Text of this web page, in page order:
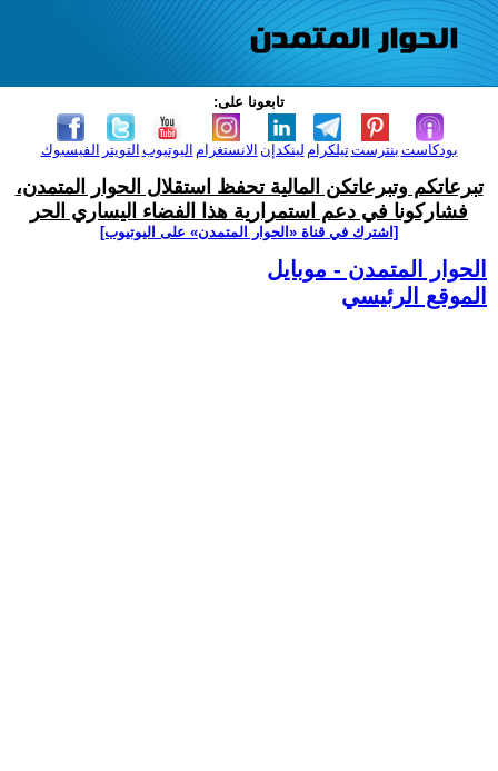
تابعونا على:
الفيسبوك التويتر اليوتيوب الانستغرام لينكدإن تيلكرامبنترست بودكاست
تبرعاتكم وتبرعاتكن المالية تحفظ استقلال الحوار المتمدن،
فشاركونا في دعم استمرارية هذا الفضاء اليساري الحر
[اشترك في قناة ‫«الحوار المتمدن» على اليوتيوب]
الحوار المتمدن - موبايل
الموقع الرئيسي